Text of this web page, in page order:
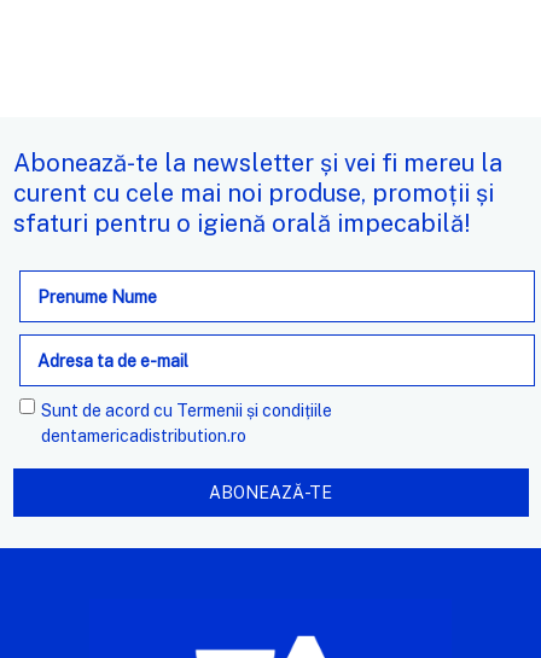
Abonează-te la newsletter și vei fi mereu la
curent cu cele mai noi produse, promoții și
sfaturi pentru o igienă orală impecabilă!
Adresa
e-
mail
Sunt de acord cu Termenii și condițiile
dentamericadistribution.ro